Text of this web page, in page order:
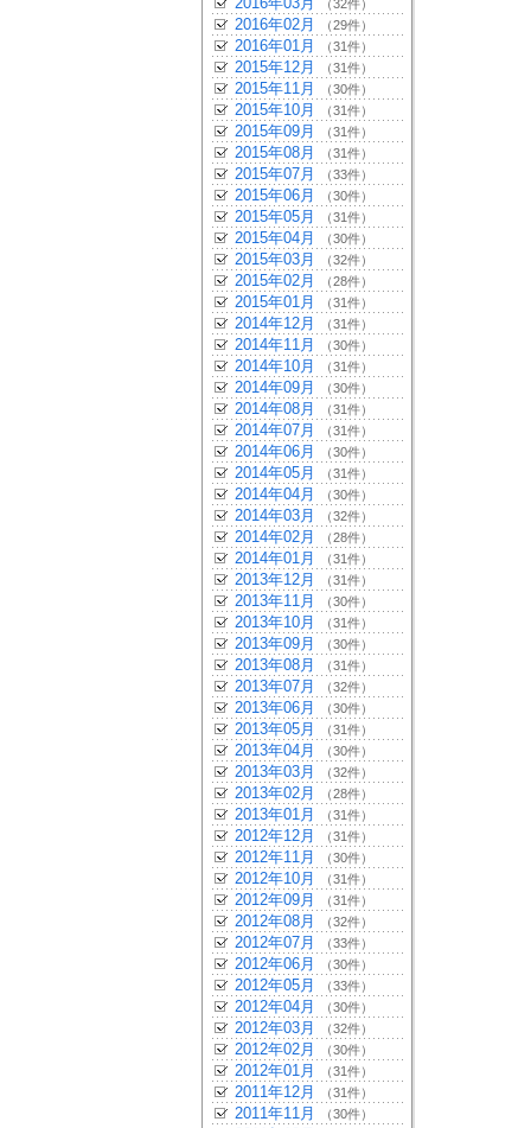
（32件）
2016年02月 （29件）
2016年01月 （31件）
2015年12月 （31件）
2015年11月 （30件）
2015年10月 （31件）
2015年09月 （31件）
2015年08月 （31件）
2015年07月 （33件）
2015年06月 （30件）
2015年05月 （31件）
2015年04月 （30件）
2015年03月 （32件）
2015年02月 （28件）
2015年01月 （31件）
2014年12月 （31件）
2014年11月 （30件）
2014年10月 （31件）
2014年09月 （30件）
2014年08月 （31件）
2014年07月 （31件）
2014年06月 （30件）
2014年05月 （31件）
2014年04月 （30件）
2014年03月 （32件）
2014年02月 （28件）
2014年01月 （31件）
2013年12月 （31件）
2013年11月 （30件）
2013年10月 （31件）
2013年09月 （30件）
2013年08月 （31件）
2013年07月 （32件）
2013年06月 （30件）
2013年05月 （31件）
2013年04月 （30件）
2013年03月 （32件）
2013年02月 （28件）
2013年01月 （31件）
2012年12月 （31件）
2012年11月 （30件）
2012年10月 （31件）
2012年09月 （31件）
2012年08月 （32件）
2012年07月 （33件）
2012年06月 （30件）
2012年05月 （33件）
2012年04月 （30件）
2012年03月 （32件）
2012年02月 （30件）
2012年01月 （31件）
2011年12月 （31件）
2011年11月 （30件）